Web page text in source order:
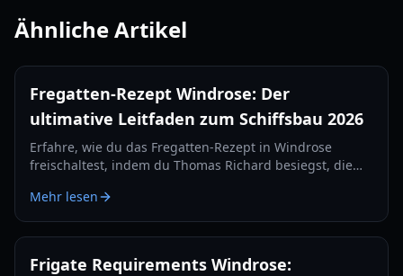
Ähnliche Artikel
Fregatten-Rezept Windrose: Der
ultimative Leitfaden zum Schiffsbau 2026
Erfahre, wie du das Fregatten-Rezept in Windrose
freischaltest, indem du Thomas Richard besiegst, die
und Eisenbarren herstellst.
Mehr lesen
Frigate Requirements Windrose: